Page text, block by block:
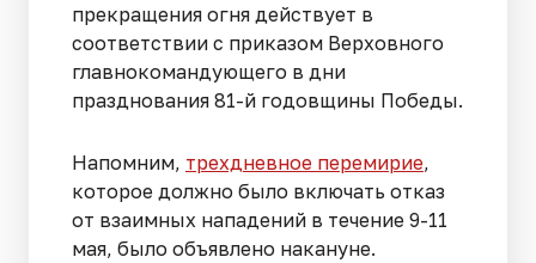
прекращения огня действует в
соответствии с приказом Верховного
главнокомандующего в дни
празднования 81-й годовщины Победы.
Напомним, трехдневное перемирие,
которое должно было включать отказ
от взаимных нападений в течение 9-11
мая, было объявлено накануне.